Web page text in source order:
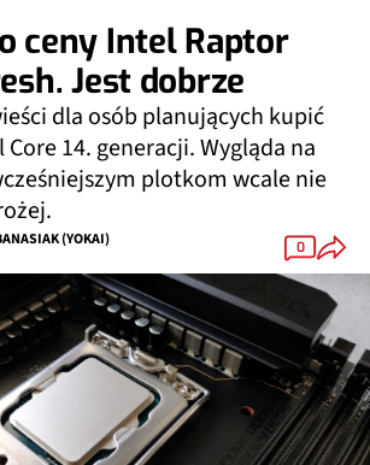
ceny Intel Raptor
Jest dobrze
dla osób planujących kupić
14. generacji. Wygląda na
plotkom wcale nie
(YOKAI)
0